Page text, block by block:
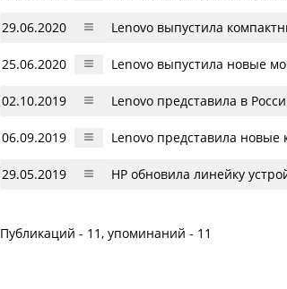
29.06.2020 Lenovo выпустила
25.06.2020 Lenovo выпустила новые
02.10.2019 Lenovo представила в
06.09.2019 Lenovo представила
29.05.2019 НР обновила линейку
Публикаций - 11, упоминаний - 11